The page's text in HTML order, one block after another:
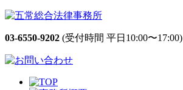
03-6550-9202 (受付時間 平日10:00〜17:00)